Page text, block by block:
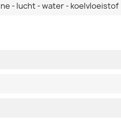
- lucht - water - koelvloeistof